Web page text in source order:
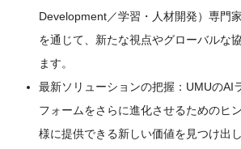
Development／学習・人材開発）専門
を通じて、新たな視点やグローバルな
ます。
最新ソリューションの把握：UMUのAI
フォームをさらに進化させるためのヒ
様に提供できる新しい価値を見つけ出し